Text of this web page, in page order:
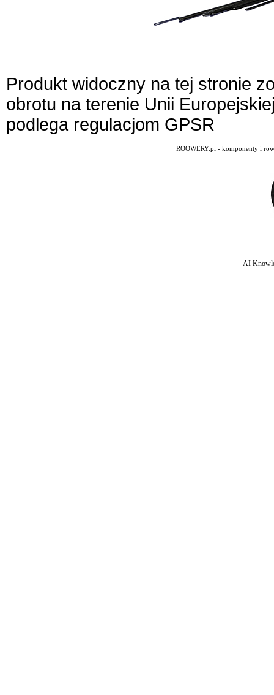
Produkt widoczny na tej stronie
obrotu na terenie Unii
podlega regulacjom GPSR
ROOWERY.pl - komponenty i
AI